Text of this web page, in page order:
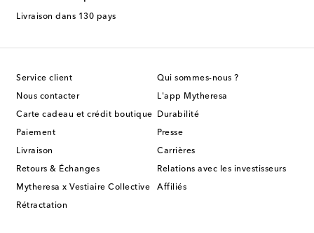
Livraison dans 130 pays
Service client
Nous contacter
Carte cadeau et crédit boutique
Paiement
Livraison
Retours & Échanges
Mytheresa x Vestiaire Collective
Rétractation
Qui sommes-nous ?
L'app Mytheresa
Durabilité
Presse
Carrières
Relations avec les investisseurs
Affiliés